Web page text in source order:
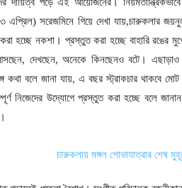
এপ্রিল) সরেজমিনে গিয়ে দেখা যায়,চারুকলার
হচ্ছে নকশা। প্রস্তুত করা হচ্ছে বাহারি রঙের
আসছেন, দেখছেন, অনেকে কিনছেনও বটে।
কথা বলে জানা যায়, এ বছর স্ট্রাকচার থাকবে
নিজেদের উদ্যোগে প্রস্তুত করা হচ্ছে বলে